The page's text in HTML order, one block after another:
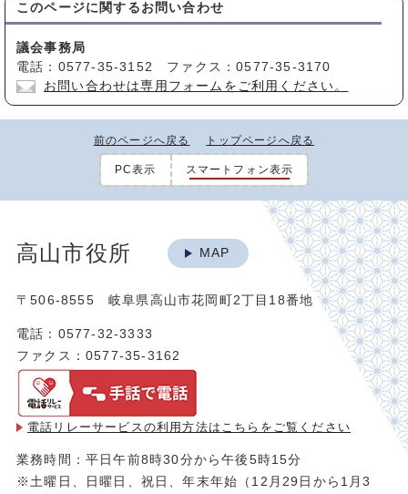
このページに関する お問い合わせ
議会事務局
電話：0577-35-3152 ファクス：0577-35-3170
お問い合わせは専用フォームをご利用ください。
前のページへ戻る トップページへ戻る
PC表示 スマートフォン表示
高山市役所 MAP
〒506-8555 岐阜県高山市花岡町2丁目18番地
電話：0577-32-3333
ファクス：0577-35-3162
電話リレーサービスの利用方法は こちらをご覧ください
業務時間：平日午前8時30分から午後5時15分
※土曜日、日曜日、祝日、年末年始（12月29日から1月3